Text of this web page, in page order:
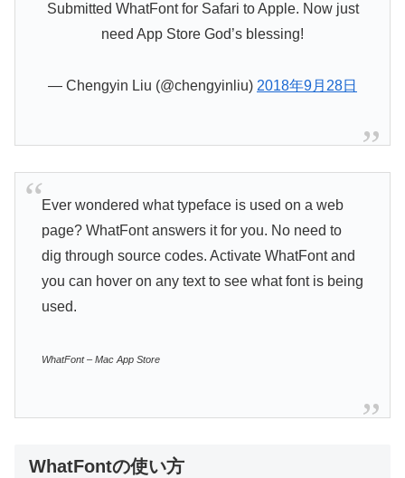
Submitted WhatFont for Safari to Apple. Now just
need App Store God’s blessing!
— Chengyin Liu (@chengyinliu) 2018年9月28日
Ever wondered what typeface is used on a web
page? WhatFont answers it for you. No need to
dig through source codes. Activate WhatFont and
you can hover on any text to see what font is being
used.
WhatFont – Mac App Store
WhatFontの使い方